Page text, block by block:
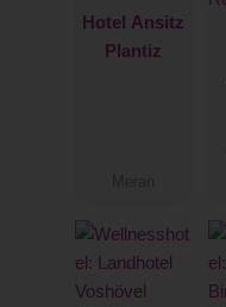
Hotel Ansitz
Plantiz